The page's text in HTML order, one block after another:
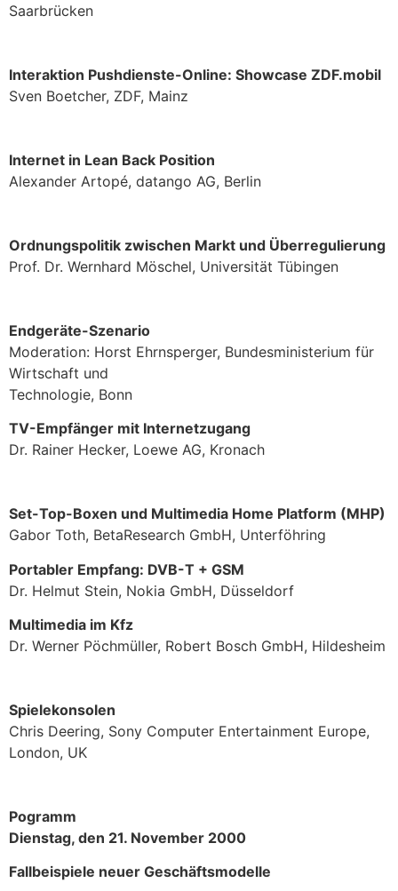
Saarbrücken
Interaktion Pushdienste-Online: Showcase ZDF.mobil
Sven Boetcher, ZDF, Mainz
Internet in Lean Back Position
Alexander Artopé, datango AG, Berlin
Ordnungspolitik zwischen Markt und Überregulierung
Prof. Dr. Wernhard Möschel, Universität Tübingen
Endgeräte-Szenario
Moderation: Horst Ehrnsperger, Bundesministerium für
Wirtschaft und
Technologie, Bonn
TV-Empfänger mit Internetzugang
Dr. Rainer Hecker, Loewe AG, Kronach
Set-Top-Boxen und Multimedia Home Platform (MHP)
Gabor Toth, BetaResearch GmbH, Unterföhring
Portabler Empfang: DVB-T + GSM
Dr. Helmut Stein, Nokia GmbH, Düsseldorf
Multimedia im Kfz
Dr. Werner Pöchmüller, Robert Bosch GmbH, Hildesheim
Spielekonsolen
Chris Deering, Sony Computer Entertainment Europe,
London, UK
Pogramm
Dienstag, den 21. November 2000
Fallbeispiele neuer Geschäftsmodelle